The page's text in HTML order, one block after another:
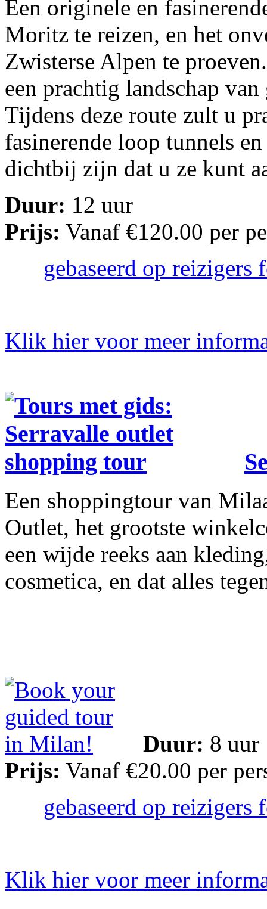
Een originele en
Moritz te reizen, en het
Zwisterse Alpen te
een prachtig landschap
Tijdens deze route zult u
fasinerende loop tunnels
dichtbij zijn dat u ze kunt
Duur: 12 uur
Prijs: Vanaf €120.00 per
gebaseerd op reizigers
Klik hier voor meer
Een shoppingtour van
Outlet, het grootste
een wijde reeks aan
cosmetica, en dat alles
Duur: 8 uur
Prijs: Vanaf €20.00 per
gebaseerd op reizigers
Klik hier voor meer